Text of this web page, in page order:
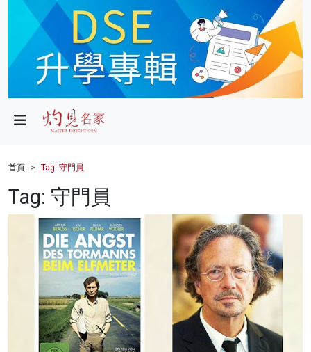
政局
財經
健康
商業
科技
影片
名家榜
首頁 Tag: 守門員
Tag: 守門員